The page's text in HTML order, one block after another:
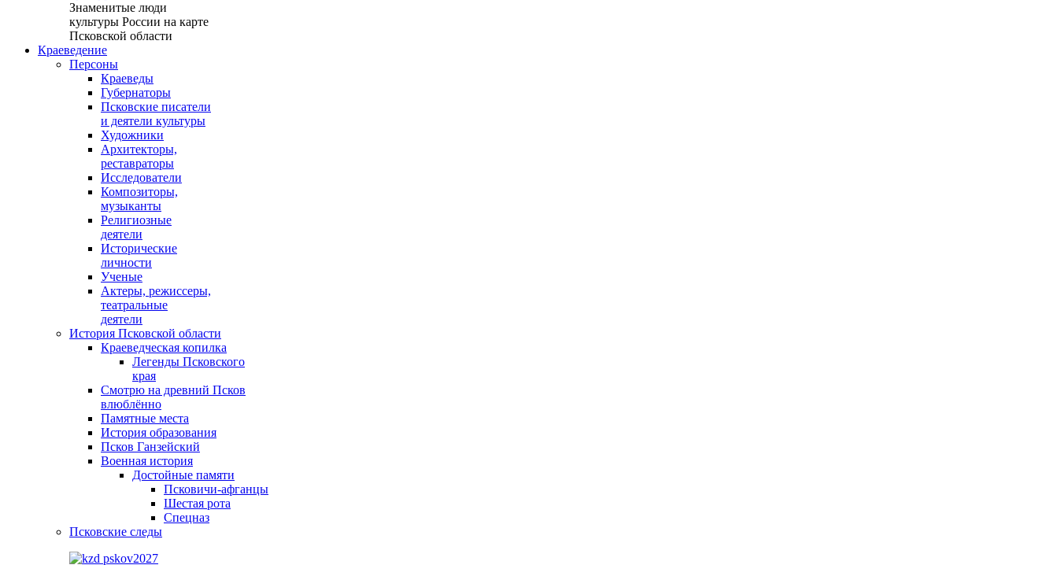
Знаменитые люди
культуры России на карте
Псковской области
Краеведение
Персоны
Краеведы
Губернаторы
Псковские писатели
и деятели культуры
Художники
Архитекторы,
реставраторы
Исследователи
Композиторы,
музыканты
Религиозные
деятели
Исторические
личности
Ученые
Актеры, режиссеры,
театральные
деятели
История Псковской области
Краеведческая копилка
Легенды Псковского
края
Смотрю на древний Псков
влюблённо
Памятные места
История образования
Псков Ганзейский
Военная история
Достойные памяти
Псковичи-афганцы
Шестая рота
Спецназ
Псковские следы